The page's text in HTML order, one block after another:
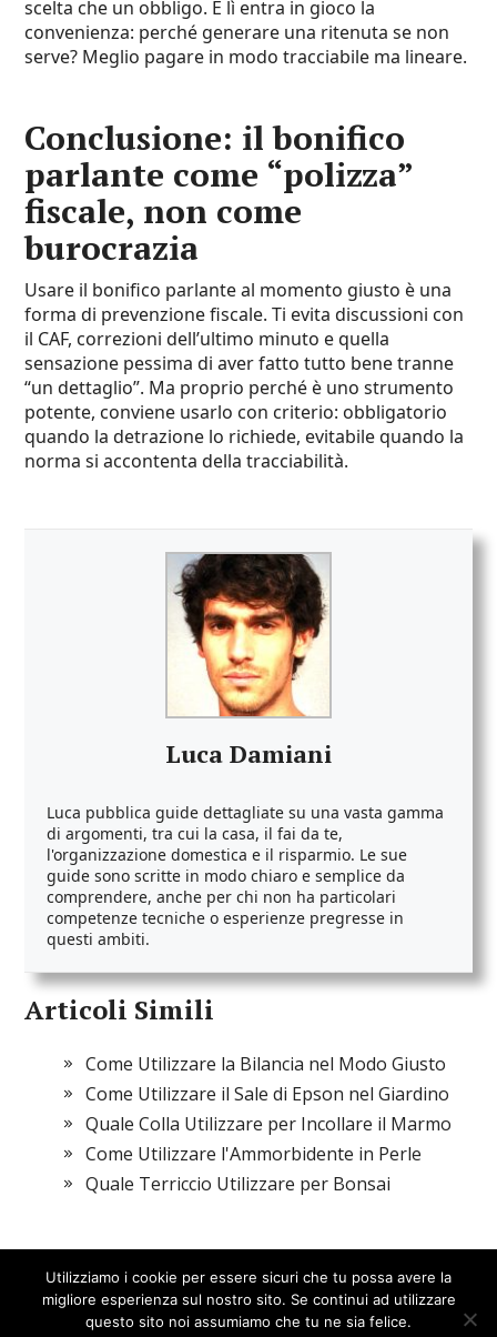
scelta che un obbligo. E lì entra in gioco la
convenienza: perché generare una ritenuta se non
serve? Meglio pagare in modo tracciabile ma lineare.
Conclusione: il bonifico
parlante come “polizza”
fiscale, non come
burocrazia
Usare il bonifico parlante al momento giusto è una
forma di prevenzione fiscale. Ti evita discussioni con
il CAF, correzioni dell’ultimo minuto e quella
sensazione pessima di aver fatto tutto bene tranne
“un dettaglio”. Ma proprio perché è uno strumento
potente, conviene usarlo con criterio: obbligatorio
quando la detrazione lo richiede, evitabile quando la
norma si accontenta della tracciabilità.
Luca Damiani
Luca pubblica guide dettagliate su una vasta gamma
di argomenti, tra cui la casa, il fai da te,
l'organizzazione domestica e il risparmio. Le sue
guide sono scritte in modo chiaro e semplice da
comprendere, anche per chi non ha particolari
competenze tecniche o esperienze pregresse in
questi ambiti.
Articoli Simili
Come Utilizzare la Bilancia nel Modo Giusto
Come Utilizzare il Sale di Epson nel Giardino
Quale Colla Utilizzare per Incollare il Marmo
Come Utilizzare l'Ammorbidente in Perle
Quale Terriccio Utilizzare per Bonsai
Spazio Damiani© 2026
Utilizziamo i cookie per essere sicuri che tu possa avere la
migliore esperienza sul nostro sito. Se continui ad utilizzare
questo sito noi assumiamo che tu ne sia felice.